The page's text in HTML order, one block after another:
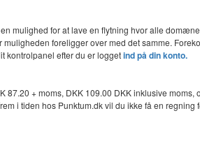
mulighed for at lave en flytning hvor alle
foreligger over med det samme.
kontrolpanel efter du er loggetind på din konto.
+ moms, DKK 109.00 DKK inklusive moms,
i tiden hos Punktum.dk vil du ikke få en regning